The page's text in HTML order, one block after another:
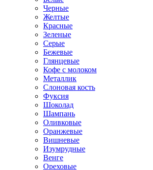
Черные
Желтые
Красные
Зеленые
Серые
Бежевые
Глянцевые
Кофе с молоком
Металлик
Слоновая кость
Фуксия
Шоколад
Шампань
Оливковые
Оранжевые
Вишневые
Изумрудные
Венге
Ореховые